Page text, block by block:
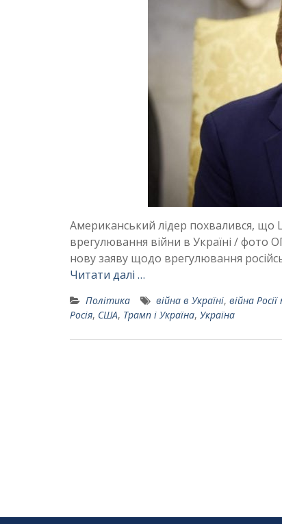
Американський лідер похвалився,
врегулювання війни в Україні /
нову заяву щодо врегулювання
Читати далі …
Політика війна в Україні, війна
Росія, США, Трамп і Україна, Україна